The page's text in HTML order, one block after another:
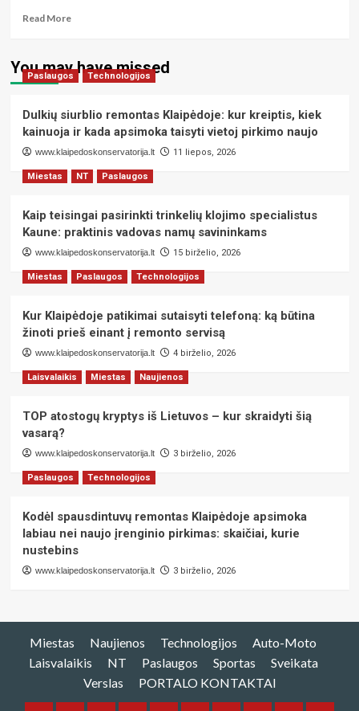
gyventojų
Read MoreRead
**Kaip
Klaipėdos
gali
apsiginti
nuo
triukšmingos
naktinės
pramogų
teisės
ir
patarimai**
You may have missed
Paslaugos Technologijos
Dulkių siurblio remontas Klaipėdoje: kur kreiptis, kiek
kainuoja ir kada apsimoka taisyti vietoj pirkimo naujo
www.klaipedoskonservatorija.lt 11 liepos, 2026
Miestas NT Paslaugos
Kaip teisingai pasirinkti trinkelių klojimo specialistus
Kaune: praktinis vadovas namų savininkams
www.klaipedoskonservatorija.lt 15 birželio, 2026
Miestas Paslaugos Technologijos
Kur Klaipėdoje patikimai sutaisyti telefoną: ką būtina
žinoti prieš einant į remonto servisą
www.klaipedoskonservatorija.lt 4 birželio, 2026
Laisvalaikis Miestas Naujienos
TOP atostogų kryptys iš Lietuvos – kur skraidyti šią
vasarą?
www.klaipedoskonservatorija.lt 3 birželio, 2026
Paslaugos Technologijos
Kodėl spausdintuvų remontas Klaipėdoje apsimoka
labiau nei naujo įrenginio pirkimas: skaičiai, kurie
nustebins
www.klaipedoskonservatorija.lt 3 birželio, 2026
Miestas Naujienos Technologijos
Auto-Moto
Laisvalaikis
NT Paslaugos Sportas
Sveikata
Verslas
PORTALO KONTAKTAI